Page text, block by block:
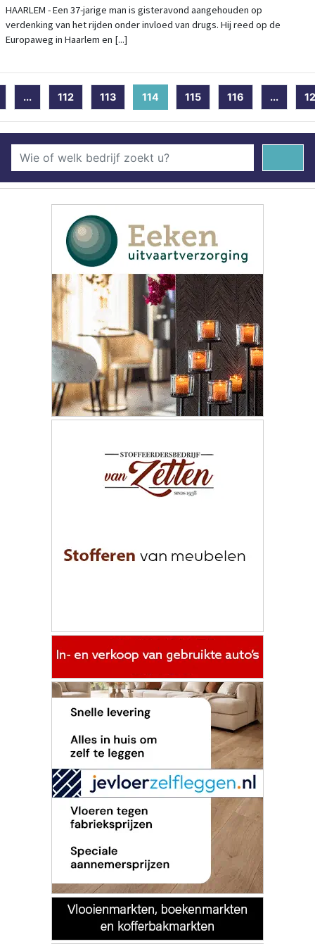
HAARLEM
HAARLEM - Een 37-jarige man is gisteravond aangehouden op
verdenking van het rijden onder invloed van drugs. Hij reed op de
Europaweg in Haarlem en [...]
... 112 113 114 (current)
115 116 ...